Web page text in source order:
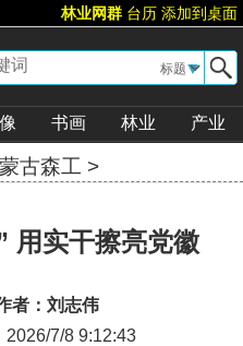
林业网群 台历 添加到桌面
▼
书画 林业 产业
古森工 >
用实干擦亮党徽
者：刘志伟
2026/7/8 9:12:43